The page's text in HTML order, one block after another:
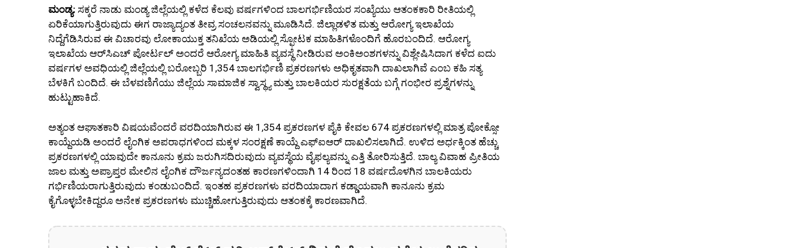
ಮಂಡ್ಯ: ಸಕ್ಕರೆ ನಾಡು ಮಂಡ್ಯ ಜಿಲ್ಲೆಯಲ್ಲಿ ಕಳೆದ ಕೆಲವು ವರ್ಷಗಳಿಂದ ಬಾಲಗರ್ಭಿಣಿಯರ ಸಂಖ್ಯೆಯು ಆತಂಕಕಾರಿ ರೀತಿಯಲ್ಲಿ
ಏರಿಕೆಯಾಗುತ್ತಿರುವುದು ಈಗ ರಾಜ್ಯಾದ್ಯಂತ ತೀವ್ರ ಸಂಚಲನವನ್ನು ಮೂಡಿಸಿದೆ. ಜಿಲ್ಲಾಡಳಿತ ಮತ್ತು ಆರೋಗ್ಯ ಇಲಾಖೆಯ
ನಿದ್ದೆಗೆಡಿಸಿರುವ ಈ ವಿಚಾರವು ಲೋಕಾಯುಕ್ತ ತನಿಖೆಯ ಅಡಿಯಲ್ಲಿ ಸ್ಫೋಟಕ ಮಾಹಿತಿಗಳೊಂದಿಗೆ ಹೊರಬಂದಿದೆ. ಆರೋಗ್ಯ
ಇಲಾಖೆಯ ಆರ್‌ಸಿಎಚ್ ಪೋರ್ಟಲ್ ಅಂದರೆ ಆರೋಗ್ಯ ಮಾಹಿತಿ ವ್ಯವಸ್ಥೆ ನೀಡಿರುವ ಅಂಕಿಅಂಶಗಳನ್ನು ವಿಶ್ಲೇಷಿಸಿದಾಗ ಕಳೆದ ಐದು
ವರ್ಷಗಳ ಅವಧಿಯಲ್ಲಿ ಜಿಲ್ಲೆಯಲ್ಲಿ ಬರೋಬ್ಬರಿ 1,354 ಬಾಲಗರ್ಭಿಣಿ ಪ್ರಕರಣಗಳು ಅಧಿಕೃತವಾಗಿ ದಾಖಲಾಗಿವೆ ಎಂಬ ಕಹಿ ಸತ್ಯ
ಬೆಳಕಿಗೆ ಬಂದಿದೆ. ಈ ಬೆಳವಣಿಗೆಯು ಜಿಲ್ಲೆಯ ಸಾಮಾಜಿಕ ಸ್ವಾಸ್ಥ್ಯ ಮತ್ತು ಬಾಲಕಿಯರ ಸುರಕ್ಷತೆಯ ಬಗ್ಗೆ ಗಂಭೀರ ಪ್ರಶ್ನೆಗಳನ್ನು
ಹುಟ್ಟುಹಾಕಿದೆ.
ಅತ್ಯಂತ ಆಘಾತಕಾರಿ ವಿಷಯವೆಂದರೆ ವರದಿಯಾಗಿರುವ ಈ 1,354 ಪ್ರಕರಣಗಳ ಪೈಕಿ ಕೇವಲ 674 ಪ್ರಕರಣಗಳಲ್ಲಿ ಮಾತ್ರ ಪೋಕ್ಸೋ
ಕಾಯ್ದೆಯಡಿ ಅಂದರೆ ಲೈಂಗಿಕ ಅಪರಾಧಗಳಿಂದ ಮಕ್ಕಳ ಸಂರಕ್ಷಣೆ ಕಾಯ್ದೆ ಎಫ್‌ಐಆರ್ ದಾಖಲಿಸಲಾಗಿದೆ. ಉಳಿದ ಅರ್ಧಕ್ಕಿಂತ ಹೆಚ್ಚು
ಪ್ರಕರಣಗಳಲ್ಲಿ ಯಾವುದೇ ಕಾನೂನು ಕ್ರಮ ಜರುಗಿಸದಿರುವುದು ವ್ಯವಸ್ಥೆಯ ವೈಫಲ್ಯವನ್ನು ಎತ್ತಿ ತೋರಿಸುತ್ತಿದೆ. ಬಾಲ್ಯ ವಿವಾಹ ಪ್ರೀತಿಯ
ಜಾಲ ಮತ್ತು ಅಪ್ರಾಪ್ತರ ಮೇಲಿನ ಲೈಂಗಿಕ ದೌರ್ಜನ್ಯದಂತಹ ಕಾರಣಗಳಿಂದಾಗಿ 14 ರಿಂದ 18 ವರ್ಷದೊಳಗಿನ ಬಾಲಕಿಯರು
ಗರ್ಭಿಣಿಯರಾಗುತ್ತಿರುವುದು ಕಂಡುಬಂದಿದೆ. ಇಂತಹ ಪ್ರಕರಣಗಳು ವರದಿಯಾದಾಗ ಕಡ್ಡಾಯವಾಗಿ ಕಾನೂನು ಕ್ರಮ
ಕೈಗೊಳ್ಳಬೇಕಿದ್ದರೂ ಅನೇಕ ಪ್ರಕರಣಗಳು ಮುಚ್ಚಿಹೋಗುತ್ತಿರುವುದು ಆತಂಕಕ್ಕೆ ಕಾರಣವಾಗಿದೆ.